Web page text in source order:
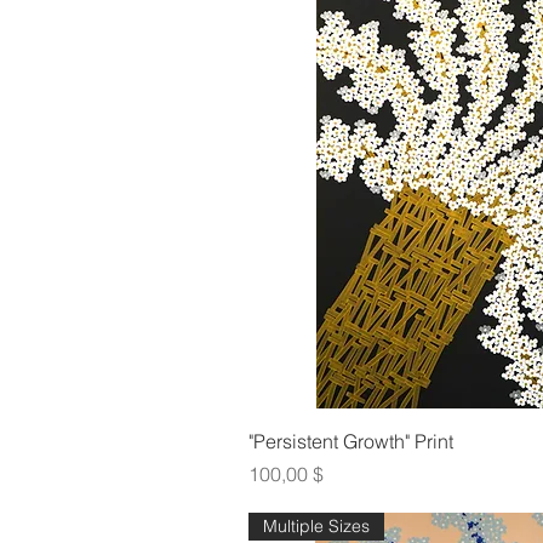
Γρήγορη
"Persistent Growth" Print
Τιμή
100,00 $
Multiple Sizes